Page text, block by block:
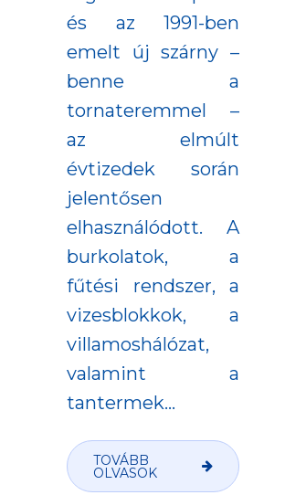
és az 1991-ben
emelt új szárny –
benne a
tornateremmel –
az elmúlt
évtizedek során
jelentősen
elhasználódott. A
burkolatok, a
fűtési rendszer, a
vizesblokkok, a
villamoshálózat,
valamint a
tantermek...
TOVÁBB
OLVASOK